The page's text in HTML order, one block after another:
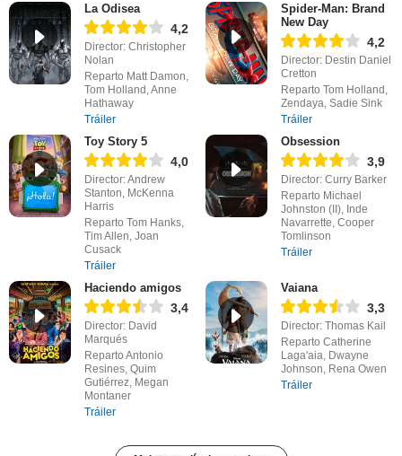
La Odisea
4,2
Director: Christopher
Nolan
Reparto Matt Damon,
Tom Holland, Anne
Hathaway
Tráiler
Spider-Man: Brand
New Day
4,2
Director: Destin Daniel
Cretton
Reparto Tom Holland,
Zendaya, Sadie Sink
Tráiler
Toy Story 5
4,0
Director: Andrew
Stanton, McKenna
Harris
Reparto Tom Hanks,
Tim Allen, Joan
Cusack
Tráiler
Obsession
3,9
Director: Curry Barker
Reparto Michael
Johnston (II), Inde
Navarrette, Cooper
Tomlinson
Tráiler
Haciendo amigos
3,4
Director: David
Marqués
Reparto Antonio
Resines, Quim
Gutiérrez, Megan
Montaner
Tráiler
Vaiana
3,3
Director: Thomas Kail
Reparto Catherine
Laga'aia, Dwayne
Johnson, Rena Owen
Tráiler